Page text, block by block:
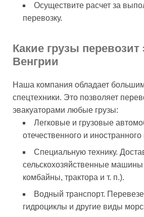
Осуществите расчет за
перевозку.
Какие грузы перевозит
Венгрии
Наша компания обладает
спецтехники. Это позволяет
эвакуаторами любые грузы:
Легковые и грузовые
отечественного и
Специальную технику.
сельскохозяйственные
комбайны, трактора и т. п.).
Водный транспорт.
гидроциклы и другие виды